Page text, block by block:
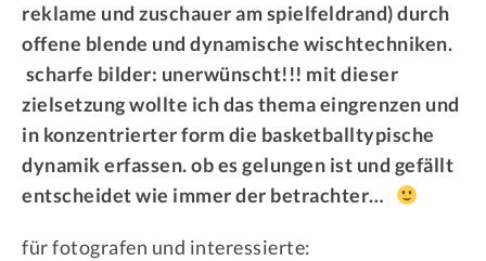
reklame und zuschauer am spielfeldrand)durch
offene blende und dynamische wischtechniken.
scharfe bilder: unerwünscht!!! mit dieser
zielsetzung wollte ich das thema eingrenzen und
in konzentrierter form die basketballtypische
dynamik erfassen. ob es gelungen ist und gefällt
entscheidet wie immer der betrachter…
für fotografen und interessierte: